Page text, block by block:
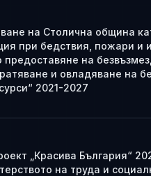
на Столична община
при бедствия, пожари
на
и овладяване на
2021-2027
„Красива България“
на труда и